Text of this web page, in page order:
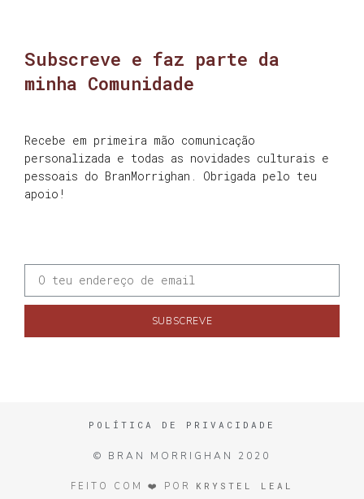
Subscreve e faz parte da
minha Comunidade
Recebe em primeira mão comunicação
personalizada e todas as novidades culturais e
pessoais do BranMorrighan. Obrigada pelo teu
apoio!
SUBSCREVE
POLÍTICA DE PRIVACIDADE
© BRAN MORRIGHAN 2020
FEITO COM ❤️ POR KRYSTEL LEAL